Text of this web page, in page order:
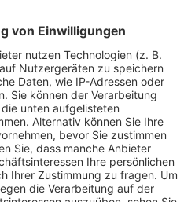
Flashmob statt.
Nikolaus-Kostümen treffen
KVB-Zentrale in Braunsfeld,
durch die Stadt zu
fast schon Tradition hat,
der KVB organisiert. Wer
sich vorab bei diesem Team
eigene Nikolaus-